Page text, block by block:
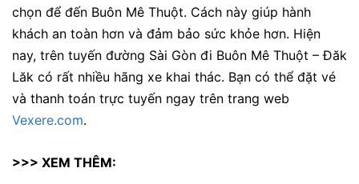
chọn để đến Buôn Mê Thuột. Cách này giúp hành
khách an toàn hơn và đảm bảo sức khỏe hơn. Hiện
nay, trên tuyến đường Sài Gòn đi Buôn Mê Thuột – Đăk
Lăk có rất nhiều hãng xe khai thác. Bạn có thể đặt vé
và thanh toán trực tuyến ngay trên trang web
Vexere.com.
>>> XEM THÊM: